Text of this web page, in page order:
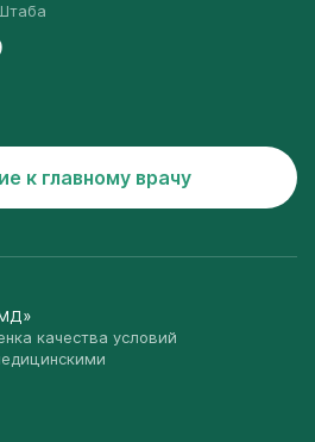
к главному врачу
качества условий